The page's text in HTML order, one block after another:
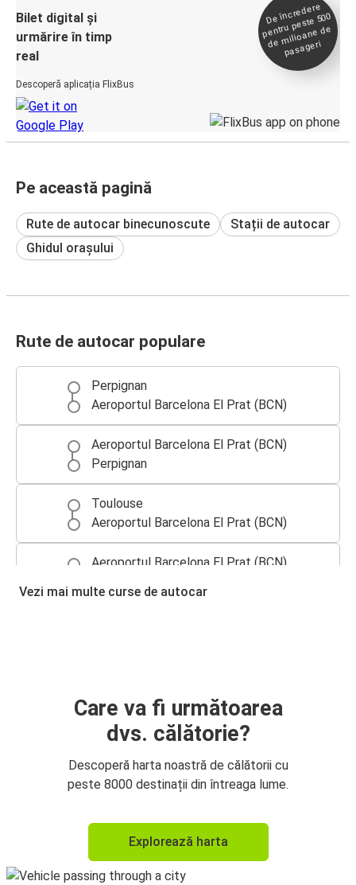
Bilet digital și
urmărire în timp
real
Descoperă aplicația FlixBus
De încredere
pentru peste 500
de
milioane de
pasageri
Pe această pagină
Rute de autocar binecunoscute
Stații de autocar
Ghidul orașului
Rute de autocar populare
Perpignan
Aeroportul Barcelona El Prat (BCN)
Aeroportul Barcelona El Prat (BCN)
Perpignan
Toulouse
Aeroportul Barcelona El Prat (BCN)
Aeroportul Barcelona El Prat (BCN)
Montpellier
Aeroportul Barcelona El Prat (BCN)
Toulouse
Aeroportul Barcelona El Prat (BCN)
Lyon
Vezi mai multe curse de autocar
Care va fi următoarea
dvs. călătorie?
Descoperă harta noastră de călătorii cu
peste 8000 destinații din întreaga lume.
Explorează harta